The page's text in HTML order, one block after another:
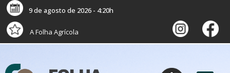
9 de agosto de 2026 - 4:20h
A Folha Agrícola